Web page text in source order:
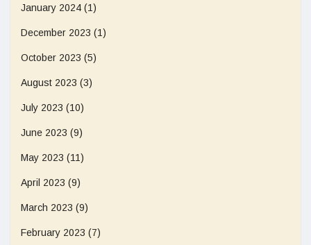
January 2024 (1)
December 2023 (1)
October 2023 (5)
August 2023 (3)
July 2023 (10)
June 2023 (9)
May 2023 (11)
April 2023 (9)
March 2023 (9)
February 2023 (7)